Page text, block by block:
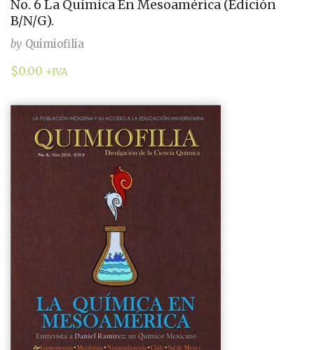
No. 6 La Química En Mesoamérica (Edición
B/N/G).
by Quimiofilia
$0.00 +IVA